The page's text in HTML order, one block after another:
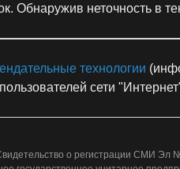
Обнаружив неточность в
технологии
сети
о регистрации СМИ